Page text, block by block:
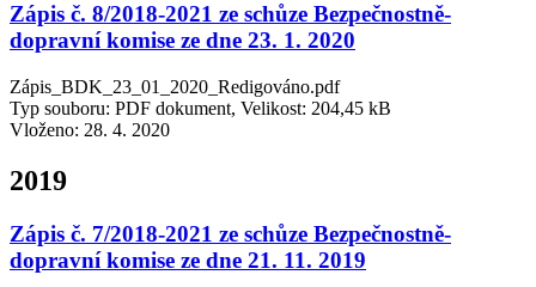
Zápis č. 8/2018-2021 ze schůze Bezpečnostně-
dopravní komise ze dne 23. 1. 2020
Zápis_BDK_23_01_2020_Redigováno.pdf
Typ souboru: PDF dokument, Velikost: 204,45 kB
Vloženo: 28. 4. 2020
2019
Zápis č. 7/2018-2021 ze schůze Bezpečnostně-
dopravní komise ze dne 21. 11. 2019